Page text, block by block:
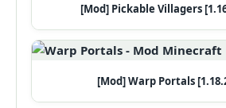
[Mod] Pickable Villagers
[Mod] Warp Portals